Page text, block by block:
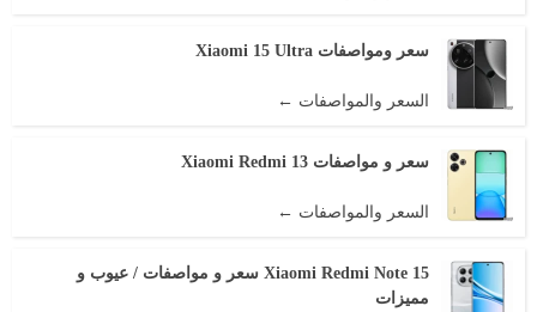
سعر ومواصفات Xiaomi 15 Ultra
السعر والمواصفات ←
سعر و مواصفات Xiaomi Redmi 13
السعر والمواصفات ←
Xiaomi Redmi Note 15 سعر و مواصفات / عيوب و
مميزات